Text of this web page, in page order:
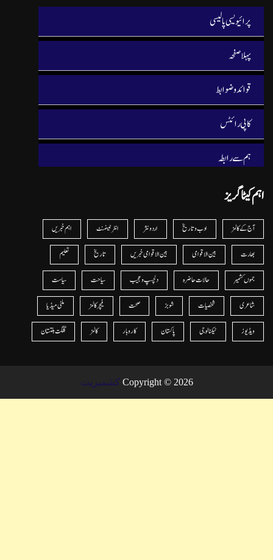
پرائیویسی پالیسی
پہلا صفحہ
قوائد و ضوابط
کاپی رائٹس
ہم سے رابطہ
اہم کیٹا گریز
آج کے کالمز ادب و تاریخ اردو نثر انٹرٹینمنٹ اہم خبریں
بھارت بین الاقوامی بین الاقوامی خبریں تاریخ تعلیم
جموں کشمیر حالات حاضرہ دلچسپ و عجیب سیاحت سیاست
شاعری شخصیات شوبز صحت فیچر کالمز ملٹی میڈیا
ویڈیوز ٹیکنالوجی پاکستان کاروبار کالمز گلگت بلتستان
Copyright © 2026 کشمیریت